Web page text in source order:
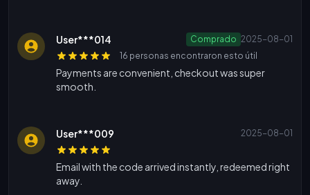
User***014 Comprado 2025-08-01
16 personas encontraron esto útil
Payments are convenient, checkout was super
smooth.
User***009 2025-08-01
Email with the code arrived instantly, redeemed right
away.